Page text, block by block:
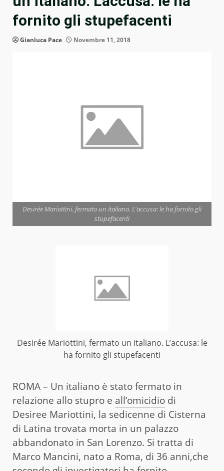
fornito gli stupefacenti
Gianluca Pace Novembre 11, 2018
Desirée Mariottini, fermato un italiano. L'accusa: le ha fornito gli
stupefacenti
Desirée Mariottini, fermato un italiano. L’accusa: le
ha fornito gli stupefacenti
ROMA – Un italiano è stato fermato in
relazione allo stupro e all’omicidio di
Desiree Mariottini, la sedicenne di Cisterna
di Latina trovata morta in un palazzo
abbandonato in San Lorenzo. Si tratta di
Marco Mancini, nato a Roma, di 36 anni,che